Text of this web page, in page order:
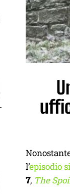
l’episodio
7, The